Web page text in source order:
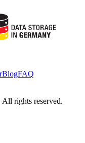
BlogFAQ
rights reserved.